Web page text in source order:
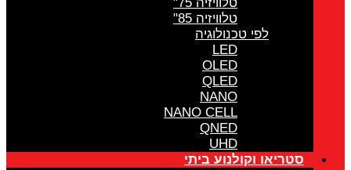
טלוויזיה 85"
לפי טכנולוגיה
LED
OLED
QLED
NANO
NANO CELL
QNED
UHD
סטריאו וקולנוע ביתי